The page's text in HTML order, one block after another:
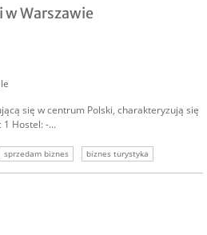
w Warszawie
się w centrum Polski, charakteryzują się
Hostel: -...
sprzedam biznes
biznes turystyka
w turystykę biznes warszawa